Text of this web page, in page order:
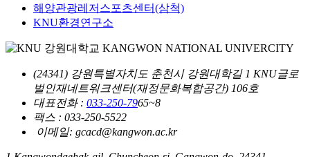
해양관광레저스포츠센터(삼척)
KNU환경연구소
(24341) 강원특별자치도 춘천시 강원대학길 1 KNU글로
벌인재네트워크센터(재정문화복합공간) 106호
대표전화 : 033-250-7965~8
팩스 : 033-250-5522
이메일: gcacd@kangwon.ac.kr